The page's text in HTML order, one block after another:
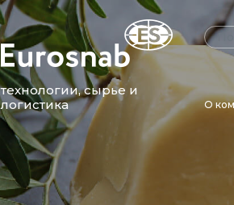
технологии, сырье и
логистика
О